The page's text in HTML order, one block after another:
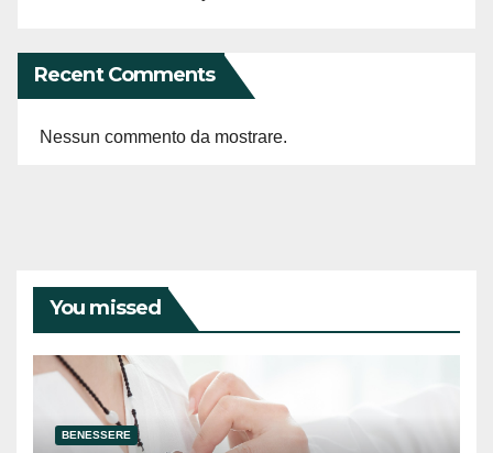
Recent Comments
Nessun commento da mostrare.
You missed
BENESSERE